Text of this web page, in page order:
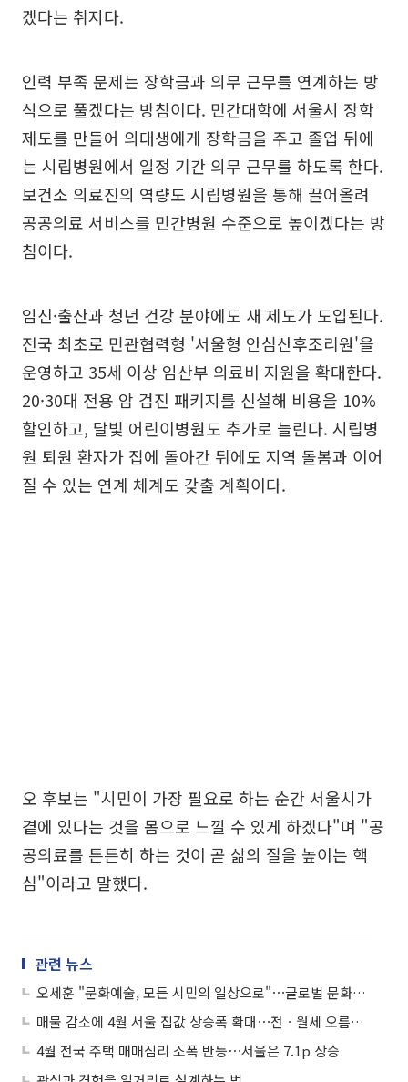
겠다는 취지다.
인력 부족 문제는 장학금과 의무 근무를 연계하는 방
식으로 풀겠다는 방침이다. 민간대학에 서울시 장학
제도를 만들어 의대생에게 장학금을 주고 졸업 뒤에
는 시립병원에서 일정 기간 의무 근무를 하도록 한다.
보건소 의료진의 역량도 시립병원을 통해 끌어올려
공공의료 서비스를 민간병원 수준으로 높이겠다는 방
침이다.
임신·출산과 청년 건강 분야에도 새 제도가 도입된다.
전국 최초로 민관협력형 '서울형 안심산후조리원'을
운영하고 35세 이상 임산부 의료비 지원을 확대한다.
20·30대 전용 암 검진 패키지를 신설해 비용을 10%
할인하고, 달빛 어린이병원도 추가로 늘린다. 시립병
원 퇴원 환자가 집에 돌아간 뒤에도 지역 돌봄과 이어
질 수 있는 연계 체계도 갖출 계획이다.
오 후보는 "시민이 가장 필요로 하는 순간 서울시가
곁에 있다는 것을 몸으로 느낄 수 있게 하겠다"며 "공
공의료를 튼튼히 하는 것이 곧 삶의 질을 높이는 핵
심"이라고 말했다.
관련 뉴스
오세훈 "문화예술, 모든 시민의 일상으로"⋯글로벌 문화도시 서울 공약 발표
매물 감소에 4월 서울 집값 상승폭 확대⋯전ㆍ월세 오름폭도 가팔라
4월 전국 주택 매매심리 소폭 반등⋯서울은 7.1p 상승